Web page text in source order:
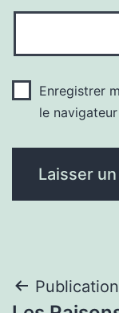
Enregistrer
le